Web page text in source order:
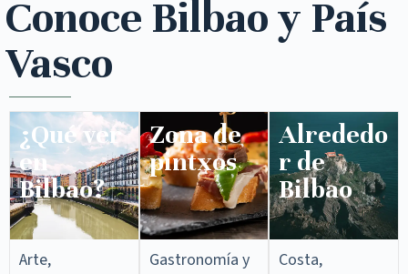
Conoce Bilbao y País
Vasco
¿Qué ver
en
Bilbao?
Arte,
Zona de
pintxos​
Gastronomía y
Alrededo
r de
Bilbao
Costa,